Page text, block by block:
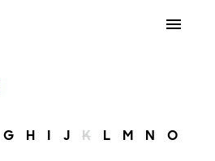
G H I J K L M N O